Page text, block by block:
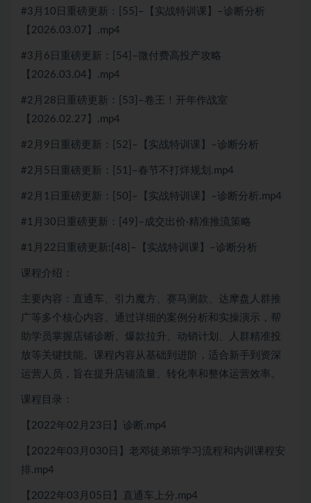
#3月10日重磅更新：[55]–【实战特训课】–诊断分析
【2026.03.07】.mp4
#3月6日重磅更新：[54]–微付费高投产攻略
【2026.03.04】.mp4
#2月28日重磅更新：[53]–卷王！开年作战室
【2026.02.27】.mp4
#2月9日重磅更新：[52]–【实战特训课】–诊断分析
#2月5日重磅更新：[51]–春节不打烊规划.mp4
#2月1日重磅更新：[50]–【实战特训课】–诊断分析.mp4
#1月30日重磅更新：[49]–成交出价·精准推流策略
#1月22日重磅更新:[48]–【实战特训课】–诊断分析
课程介绍：
主要内容：直通车、引力魔方、赛马测款、达摩盘人群推
广等多个核心内容。通过详细的案例分析和实操演示，帮
助学员掌握店铺诊断、爆款拉升、动销计划、人群精准投
放等关键技能。课程内容从基础到进阶，适合新手到资深
运营人员，旨在提升店铺流量、转化率和整体运营效率。
课程目录：
【2022年02月23日】诊断.mp4
【2022年03月030日】老邓徒弟班学习流程和内训课程安
排.mp4
【2022年03月05日】直通车上分.mp4